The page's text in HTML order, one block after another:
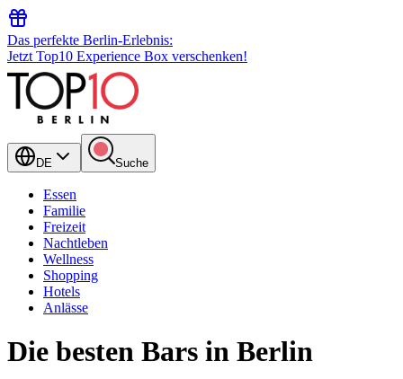
Das perfekte Berlin-Erlebnis:
Jetzt Top10 Experience Box verschenken!
DE Suche
Essen
Familie
Freizeit
Nachtleben
Wellness
Shopping
Hotels
Anlässe
Die besten Bars in Berlin